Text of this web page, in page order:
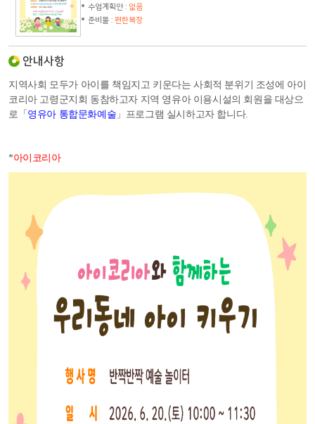
수업계획안 : 없음
준비물 : 편한복장
안내사항
지 역사회 모두가 아이를 책임지고 키운다는 사회적 분위기 조성에 아이
코리아 고령군지회 동참하고자 지역 영유아 이용시설의 회원을 대상으
로 「 영유아 통합문화예술 」 프로그램 실시하고자 합니다.
*아이코리아